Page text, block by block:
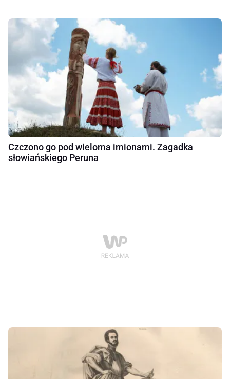
Czczono go pod wieloma imionami. Zagadka
słowiańskiego Peruna